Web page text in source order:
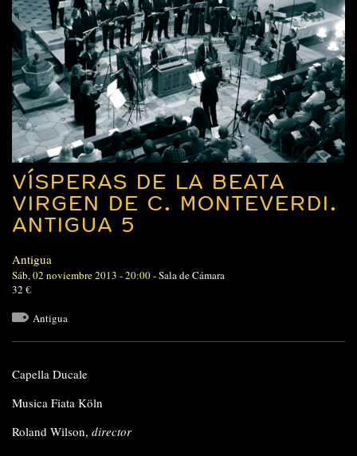
VÍSPERAS DE LA BEATA
VIRGEN DE C. MONTEVERDI.
ANTIGUA 5
Antigua
Sáb, 02 noviembre 2013 - 20:00-Sala de Cámara
32 €
Antigua
Capella Ducale
Musica Fiata Köln
Roland Wilson, director